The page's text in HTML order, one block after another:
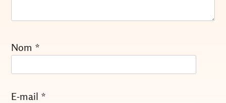
Nom *
E-mail *